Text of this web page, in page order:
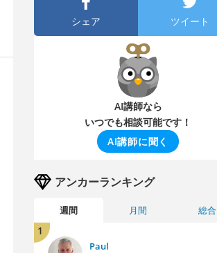
シェア ツイート
AI講師なら
いつでも相談可能です！
AI講師に聞く
アンカーランキング
週間 月間 総合
1
Paul